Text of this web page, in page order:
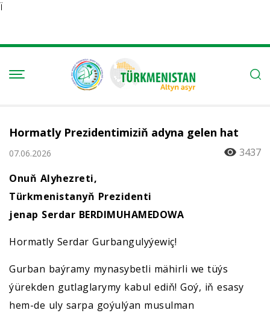
Ï
Hormatly Prezidentimiziň adyna gelen hat
07.06.2026
3437
Onuň Alyhezreti,
Türkmenistanyň Prezidenti
jenap Serdar BERDIMUHAMEDOWA
Hormatly Serdar Gurbangulyýewiç!
Gurban baýramy mynasybetli mähirli we tüýs
ýürekden gutlaglarymy kabul ediň! Goý, iň esasy
hem-de uly sarpa goýulýan musulman